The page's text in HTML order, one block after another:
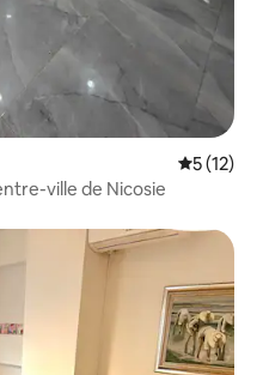
Note
5 (12)
ville de Nicosie